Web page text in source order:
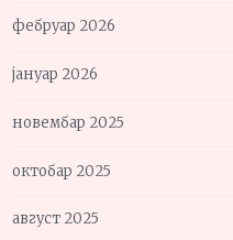
фебруар 2026
јануар 2026
новембар 2025
октобар 2025
август 2025